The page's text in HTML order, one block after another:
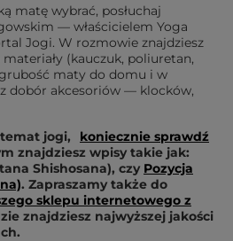
matę wybrać, posłuchaj
— właścicielem Yoga
Jogi. W rozmowie znajdziesz
(kauczuk, poliuretan,
maty do domu i w
dobór akcesoriów — klocków,
jogi,
koniecznie sprawdź
znajdziesz wpisy takie jak:
Shishosana), czy Pozycja
. Zapraszamy także do
sklepu internetowego z
znajdziesz najwyższej jakości